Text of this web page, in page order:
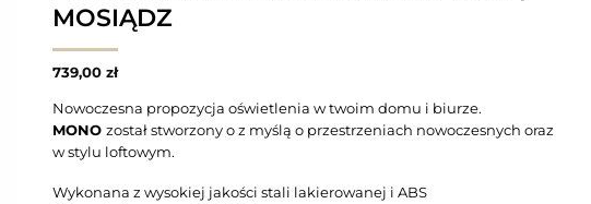
MOSIĄDZ
739,00 zł
Nowoczesna propozycja oświetlenia w twoim domu i biurze.
MONO został stworzony o z myślą o przestrzeniach nowoczesnych oraz
w stylu loftowym.
Wykonana z wysokiej jakości stali lakierowanej i ABS